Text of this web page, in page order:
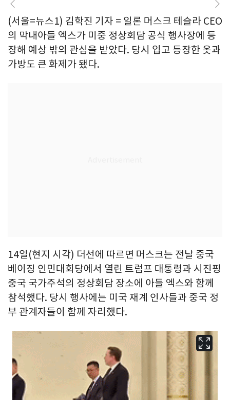
(서울=뉴스1) 김학진 기자 = 일론 머스크 테슬라 CEO
의 막내아들 엑스가 미중 정상회담 공식 행사장에 등
장해 예상 밖의 관심을 받았다. 당시 입고 등장한 옷과
가방도 큰 화제가 됐다.
14일(현지 시각) 더선에 따르면 머스크는 전날 중국
베이징 인민대회당에서 열린 트럼프 대통령과 시진핑
중국 국가주석의 정상회담 장소에 아들 엑스와 함께
참석했다. 당시 행사에는 미국 재계 인사들과 중국 정
부 관계자들이 함께 자리했다.